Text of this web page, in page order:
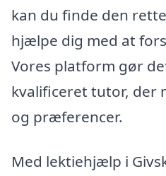
kan du finde den
hjælpe dig med at
Vores platform gør
kvalificeret tutor, der
og præferencer.
Med lektiehjælp i